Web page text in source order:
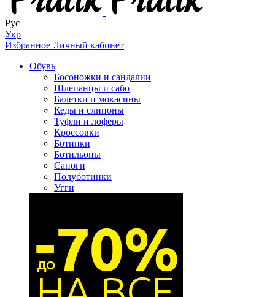
Рус
Укр
Избранное Личный кабинет
Обувь
Босоножки и сандалии
Шлепанцы и сабо
Балетки и мокасины
Кеды и слипоны
Туфли и лоферы
Кроссовки
Ботинки
Ботильоны
Сапоги
Полуботинки
Угги